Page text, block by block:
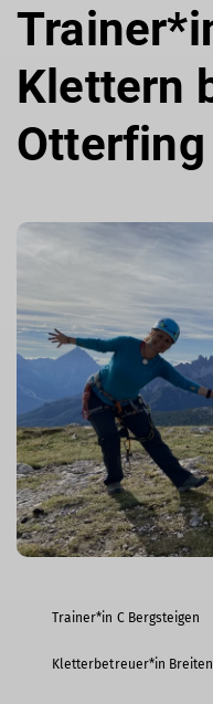
Klettern
Otterfing
Trainer*in C Bergsteigen
Kletterbetreuer*in